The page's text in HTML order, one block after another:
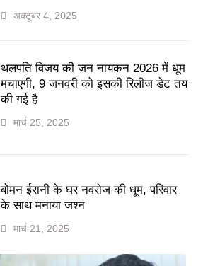
अक्टूबर 4, 2025
थलपति विजय की जन नायकन 2026 में धूम
मचाएगी, 9 जनवरी को इसकी रिलीज डेट तय
की गई है
मार्च 25, 2025
बोमन ईरानी के घर नवरोज की धूम, परिवार
के साथ मनाया जश्न
मार्च 21, 2025